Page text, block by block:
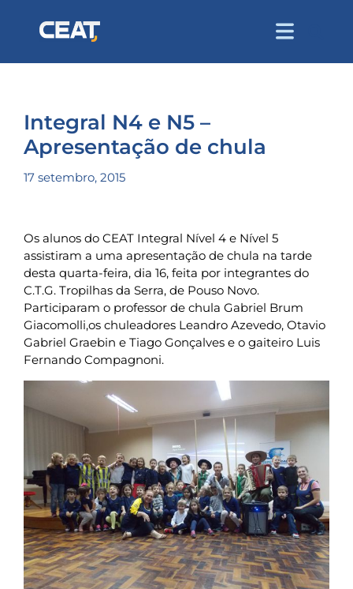
Integral N4 e N5 –
Apresentação de chula
17 setembro, 2015
Os alunos do CEAT Integral Nível 4 e Nível 5
assistiram a uma apresentação de chula na tarde
desta quarta-feira, dia 16, feita por integrantes do
C.T.G. Tropilhas da Serra, de Pouso Novo.
Participaram o professor de chula Gabriel Brum
Giacomolli,os chuleadores Leandro Azevedo, Otavio
Gabriel Graebin e Tiago Gonçalves e o gaiteiro Luis
Fernando Compagnoni.